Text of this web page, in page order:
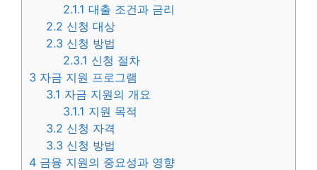
2.1.1 대출 조건과 금리
2.2 신청 대상
2.3 신청 방법
2.3.1 신청 절차
3 자금 지원 프로그램
3.1 자금 지원의 개요
3.1.1 지원 목적
3.2 신청 자격
3.3 신청 방법
4 금융 지원의 중요성과 영향